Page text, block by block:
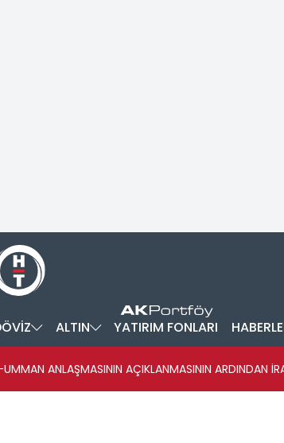
ALTIN YATIRIM FONLARI
ANLAŞMASININ AÇIKLANMASININ ARDINDAN